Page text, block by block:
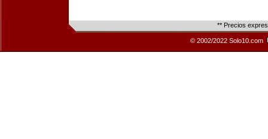
** Precios
© 2002/2022 Solo10.com